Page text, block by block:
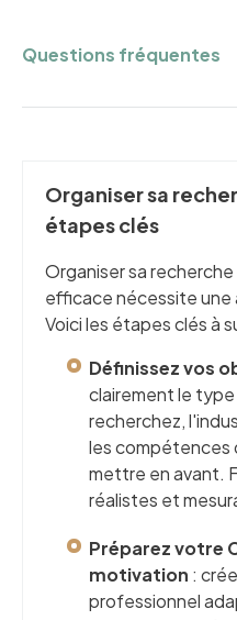
Questions fréquentes
Organiser sa
étapes clés
Organiser sa
efficace nécessite
Voici les étapes clés à
Définissez vos
clairement le
recherchez,
les compétences
mettre en avant.
réalistes et
Préparez votre
motivation :
professionnel